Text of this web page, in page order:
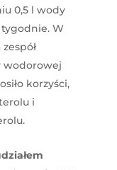
0,5 l wody
W
wodorowej
korzyści,
i